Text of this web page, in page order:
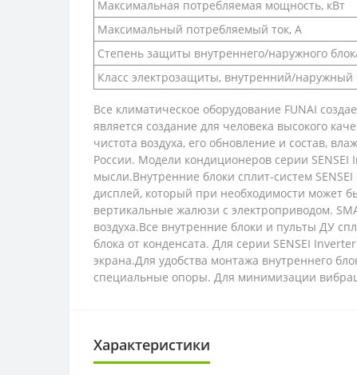
Максимальная потребляемая мощность, кВт
Максимальный потребляемый ток, А
Степень защиты внутреннего/наружного
Класс электрозащиты, внутренний/наружный
Все климатическое оборудование FUNAI
является создание для человека высокого
чистота воздуха, его обновление и состав,
России. Модели кондиционеров серии
мысли.Внутренние блоки сплит-систем
дисплей, который при необходимости может
вертикальные жалюзи с электроприводом.
воздуха.Все внутренние блоки и пульты ДУ
блока от конденсата. Для серии SENSEI
экрана.Для удобства монтажа внутреннего
специальные опоры. Для минимизации
Характеристики